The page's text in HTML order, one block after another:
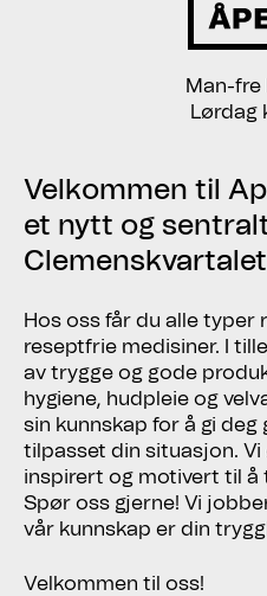
Man-fre
Lørdag
Velkommen til
et nytt og
Hos oss får du alle typer
reseptfrie medisiner. I
av trygge og gode
hygiene, hudpleie og
sin kunnskap for å gi
tilpasset din situasjon. Vi
inspirert og motivert til å
Spør oss gjerne! Vi
vår kunnskap er din
Velkommen til oss!